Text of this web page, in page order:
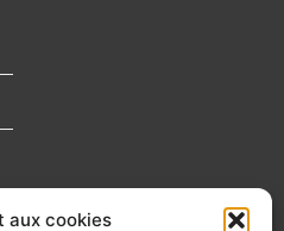
aux cookies